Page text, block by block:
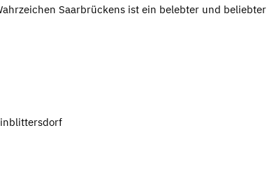
Saarbrückens ist ein belebter und beliebter